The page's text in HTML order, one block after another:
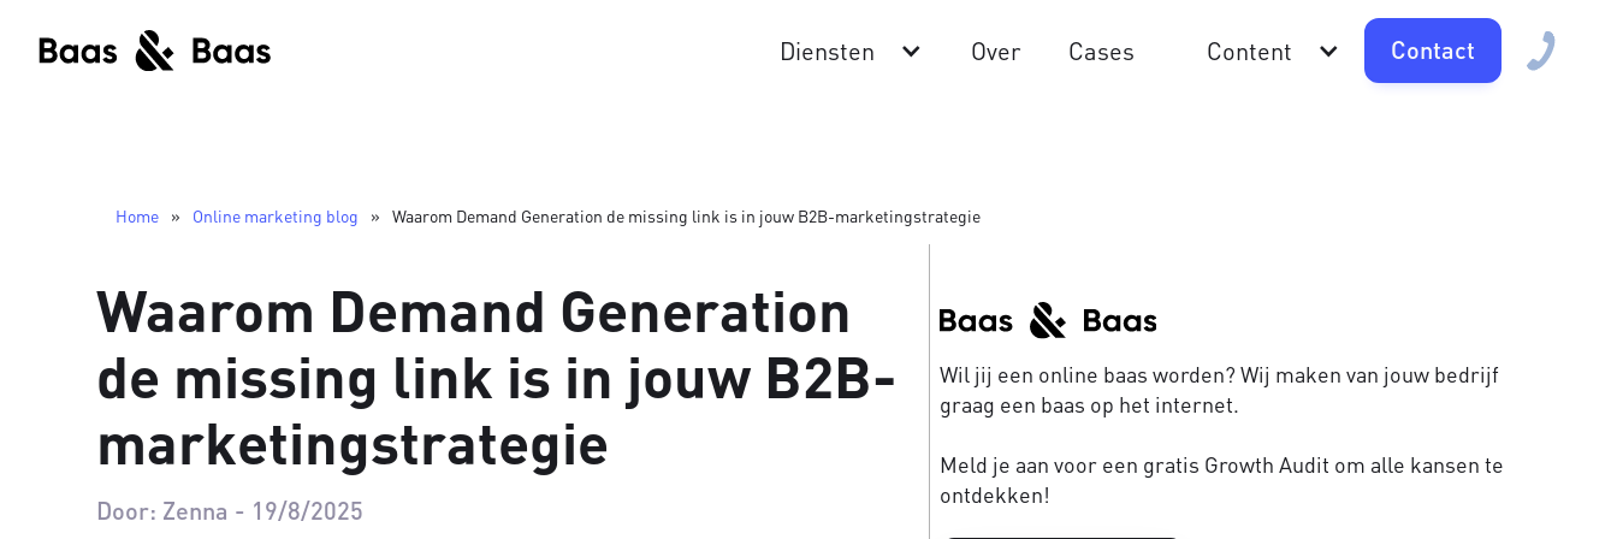
Diensten Over Cases Content Contact
Home » Online marketing blog » Waarom Demand Generation de missing link is in jouw B2B-marketingstrategie
Waarom Demand Generation
de missing link is in jouw B2B-
marketingstrategie
Door: Zenna - 19/8/2025
Wil jij een online baas worden? Wij maken van jouw bedrijf
graag een baas op het internet.
Meld je aan voor een gratis Growth Audit om alle kansen te
ontdekken!